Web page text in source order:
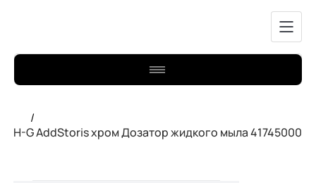
/
H-G AddStoris хром Дозатор жидкого мыла 41745000